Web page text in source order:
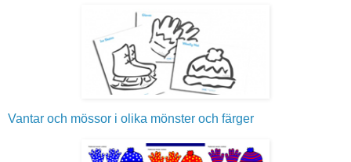
Vantar och mössor i olika mönster och färger